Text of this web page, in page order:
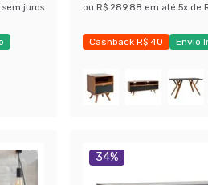
sem juros ou R$ 289,88 em até 5x de
Cashback R$ 40
Envio
34%